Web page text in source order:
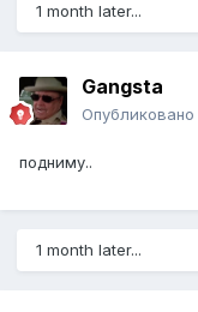
1 month later...
Gangsta
Опубликовано
подниму..
1 month later...